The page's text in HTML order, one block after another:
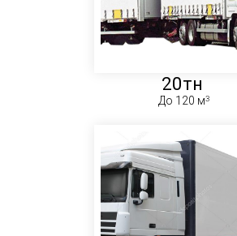
20тн
До 120 м